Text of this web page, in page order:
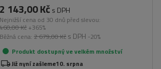
2 143,00 Kč s DPH
Nejnižší cena od 30 dnů před slevou:
460,00 Kč +365%
Běžná cena: 2 679,00 Kč s DPH -20%
Produkt dostupný ve velkém množství
Již nyní zašleme10. srpna